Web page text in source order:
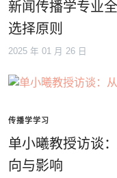
新闻传播学专业
选择原则
2025 年 01 月 26 日
传播学学习
单小曦教授访谈
向与影响